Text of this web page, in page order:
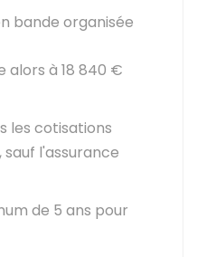
bande organisée
alors à 18 840 €
les cotisations
l'assurance
de 5 ans pour